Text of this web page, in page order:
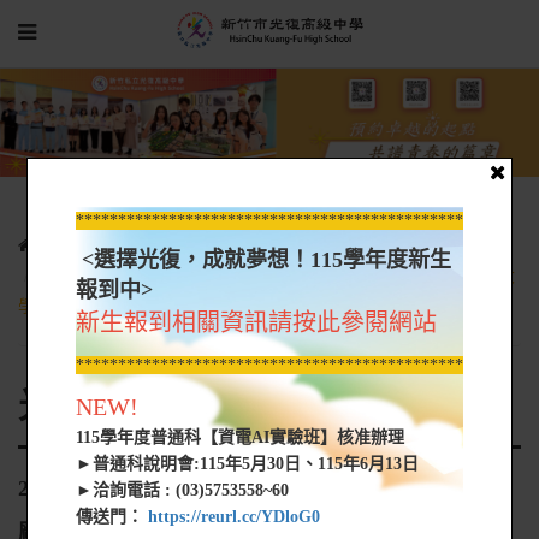
光復新聞
光復網路新聞
20201211-高中汽修生 全國技藝競賽優勝 賓士車廠搶聘 還可上大
學進修
光復網路新聞
20201211-高中汽修生 全國技藝競賽優勝 賓士車
廠搶聘 還可上大學進修
*****************************************************
<選擇光復，成就夢想！115學年度新生
報到中>
新生報到相關資訊請按此參閱網站
*****************************************************
NEW!
115學年度普通科【資電AI實驗班】核准辦理
►普通科說明會:115年5月30日、115年6月13日
►洽詢電話 : (03)5753558~60
傳送門： https://reurl.cc/YDloG0